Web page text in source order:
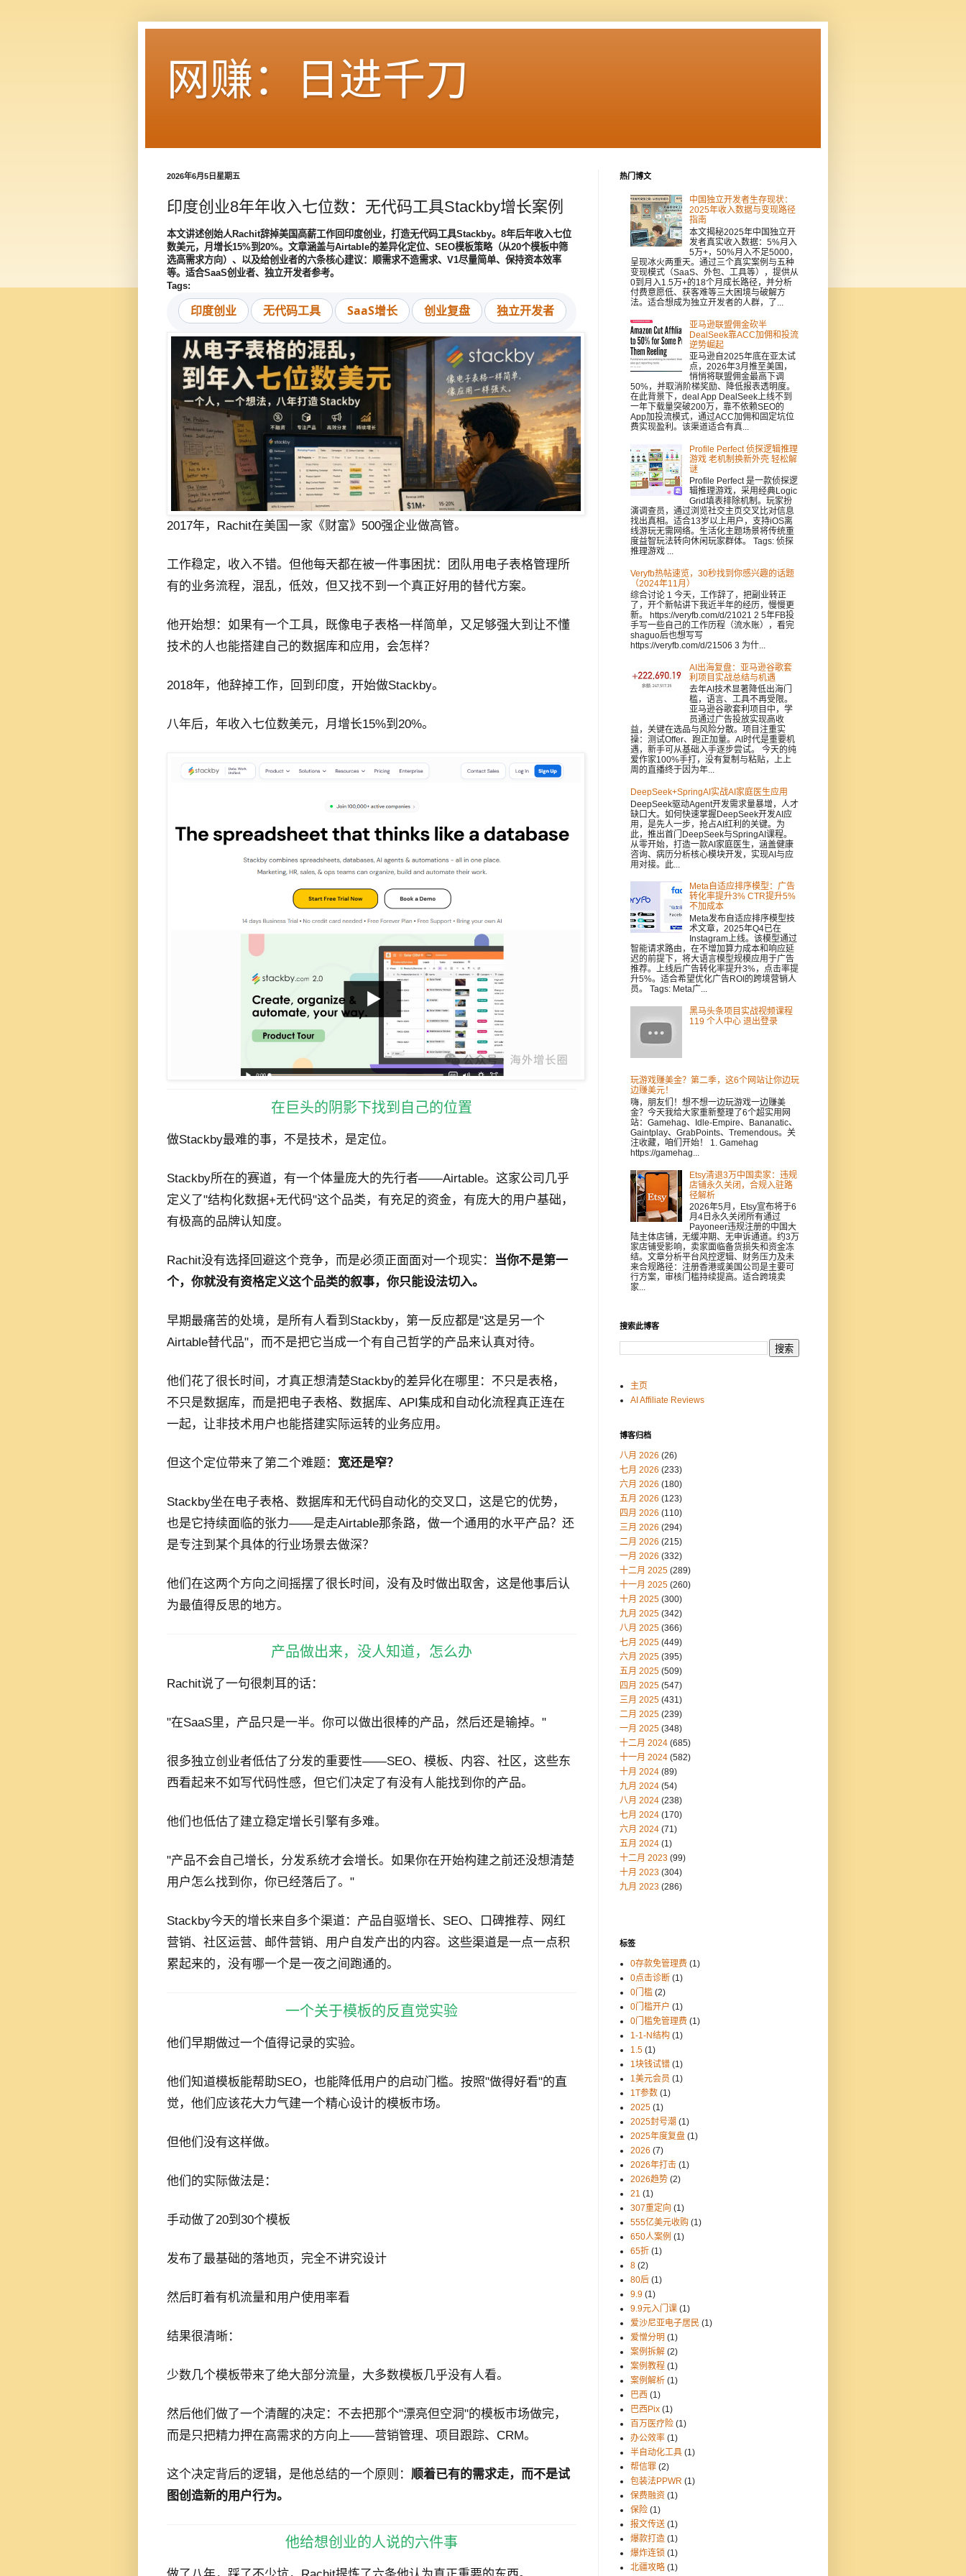
网赚：日进千刀
2026年6月5日星期五
印度创业8年年收入七位数：无代码工具Stackby增长案例
本文讲述创始人Rachit辞掉美国高薪工作回印度创业，打造无代码工具Stackby。8年后年收入七位
数美元，月增长15%到20%。文章涵盖与Airtable的差异化定位、SEO模板策略（从20个模板中筛
选高需求方向）、以及给创业者的六条核心建议：顺需求不造需求、V1尽量简单、保持资本效率
等。适合SaaS创业者、独立开发者参考。
Tags:
印度创业 无代码工具 SaaS增长 创业复盘 独立开发者
2017年，Rachit在美国一家《财富》500强企业做高管。
工作稳定，收入不错。但他每天都在被一件事困扰：团队用电子表格管理所
有的业务流程，混乱，低效，但又找不到一个真正好用的替代方案。
他开始想：如果有一个工具，既像电子表格一样简单，又足够强大到让不懂
技术的人也能搭建自己的数据库和应用，会怎样？
2018年，他辞掉工作，回到印度，开始做Stackby。
八年后，年收入七位数美元，月增长15%到20%。
在巨头的阴影下找到自己的位置
做Stackby最难的事，不是技术，是定位。
Stackby所在的赛道，有一个体量庞大的先行者——Airtable。这家公司几乎
定义了"结构化数据+无代码"这个品类，有充足的资金，有庞大的用户基础，
有极高的品牌认知度。
Rachit没有选择回避这个竞争，而是必须正面面对一个现实：
当你不是第一
个，你就没有资格定义这个品类的叙事，你只能设法切入。
早期最痛苦的处境，是所有人看到Stackby，第一反应都是"这是另一个
Airtable替代品"，而不是把它当成一个有自己哲学的产品来认真对待。
他们花了很长时间，才真正想清楚Stackby的差异化在哪里：不只是表格，
不只是数据库，而是把电子表格、数据库、API集成和自动化流程真正连在
一起，让非技术用户也能搭建实际运转的业务应用。
但这个定位带来了第二个难题： 宽还是窄？
Stackby坐在电子表格、数据库和无代码自动化的交叉口，这是它的优势，
也是它持续面临的张力——是走Airtable那条路，做一个通用的水平产品？还
是专注到某个具体的行业场景去做深？
他们在这两个方向之间摇摆了很长时间，没有及时做出取舍，这是他事后认
为最值得反思的地方。
产品做出来，没人知道，怎么办
Rachit说了一句很刺耳的话：
"在SaaS里，产品只是一半。你可以做出很棒的产品，然后还是输掉。"
很多独立创业者低估了分发的重要性——SEO、模板、内容、社区，这些东
西看起来不如写代码性感，但它们决定了有没有人能找到你的产品。
他们也低估了建立稳定增长引擎有多难。
"产品不会自己增长，分发系统才会增长。如果你在开始构建之前还没想清楚
用户怎么找到你，你已经落后了。"
Stackby今天的增长来自多个渠道：产品自驱增长、SEO、口碑推荐、网红
营销、社区运营、邮件营销、用户自发产出的内容。这些渠道是一点一点积
累起来的，没有哪一个是一夜之间跑通的。
一个关于模板的反直觉实验
他们早期做过一个值得记录的实验。
他们知道模板能帮助SEO，也能降低用户的启动门槛。按照"做得好看"的直
觉，他们应该花大力气建一个精心设计的模板市场。
但他们没有这样做。
他们的实际做法是：
手动做了20到30个模板
发布了最基础的落地页，完全不讲究设计
然后盯着有机流量和用户使用率看
结果很清晰：
少数几个模板带来了绝大部分流量，大多数模板几乎没有人看。
然后他们做了一个清醒的决定：不去把那个"漂亮但空洞"的模板市场做完，
而是只把精力押在高需求的方向上——营销管理、项目跟踪、CRM。
这个决定背后的逻辑，是他总结的一个原则： 顺着已有的需求走，而不是试
图创造新的用户行为。
他给想创业的人说的六件事
热门博文
中国独立开发者生存现状：
2025年收入数据与变现路径
指南
本文揭秘2025年中国独立开
发者真实收入数据：5%月入
5万+，50%月入不足5000，
呈现冰火两重天。通过三个真实案例与五种
变现模式（SaaS、外包、工具等），提供从
0到月入1.5万+的18个月成长路径，并分析
付费意愿低、获客难等三大困境与破解方
法。适合想成为独立开发者的人群，了...
亚马逊联盟佣金砍半
DealSeek靠ACC加佣和投流
逆势崛起
亚马逊自2025年底在亚太试
点，2026年3月推至美国，
悄悄将联盟佣金最高下调
50%，并取消阶梯奖励、降低报表透明度。
在此背景下，deal App DealSeek上线不到
一年下载量突破200万，靠不依赖SEO的
App加投流模式，通过ACC加佣和固定坑位
费实现盈利。该渠道适合有真...
Profile Perfect 侦探逻辑推理
游戏 老机制换新外壳 轻松解
谜
Profile Perfect 是一款侦探逻
辑推理游戏，采用经典Logic
Grid填表排除机制。玩家扮
演调查员，通过浏览社交主页交叉比对信息
找出真相。适合13岁以上用户，支持iOS离
线游玩无需网络。生活化主题场景将传统重
度益智玩法转向休闲玩家群体。 Tags: 侦探
推理游戏 ...
Veryfb热帖速览，30秒找到你感兴趣的话题
（2024年11月）
综合讨论 1 今天，工作辞了，把副业转正
了，开个新帖讲下我近半年的经历，慢慢更
新。 https://veryfb.com/d/21021 2 5年FB投
手写一些自己的工作历程（流水账），看完
shaguo后也想写写
https://veryfb.com/d/21506 3 为什...
AI出海复盘：亚马逊谷歌套
利项目实战总结与机遇
去年AI技术显著降低出海门
槛，语言、工具不再受限。
亚马逊谷歌套利项目中，学
员通过广告投放实现高收
益，关键在选品与风险分散。项目注重实
操：测试Offer、跑正加量。AI时代是重要机
遇，新手可从基础入手逐步尝试。 今天的纯
爱作家100%手打，没有复制与粘贴，上上
周的直播终于因为年...
DeepSeek+SpringAI实战AI家庭医生应用
DeepSeek驱动Agent开发需求量暴增，人才
缺口大。如何快速掌握DeepSeek开发AI应
用，是先人一步，抢占AI红利的关键。为
此，推出首门DeepSeek与SpringAI课程。
从零开始，打造一款AI家庭医生，涵盖健康
咨询、病历分析核心模块开发，实现AI与应
用对接。此...
Meta自适应排序模型：广告
转化率提升3% CTR提升5%
不加成本
Meta发布自适应排序模型技
术文章，2025年Q4已在
Instagram上线。该模型通过
智能请求路由，在不增加算力成本和响应延
迟的前提下，将大语言模型规模应用于广告
推荐。上线后广告转化率提升3%，点击率提
升5%。适合希望优化广告ROI的跨境营销人
员。 Tags: Meta广...
黑马头条项目实战视频课程
119 个人中心 退出登录
玩游戏赚美金？第二季，这6个网站让你边玩
边赚美元！
嗨，朋友们！想不想一边玩游戏一边赚美
金？今天我给大家重新整理了6个超实用网
站：Gamehag、Idle-Empire、Bananatic、
Gaintplay、GrabPoints、Tremendous。关
注收藏，咱们开始！ 1. Gamehag
https://gamehag...
Etsy清退3万中国卖家：违规
店铺永久关闭，合规入驻路
径解析
2026年5月，Etsy宣布将于6
月4日永久关闭所有通过
Payoneer违规注册的中国大
陆主体店铺，无缓冲期、无申诉通道。约3万
家店铺受影响，卖家面临备货损失和资金冻
结。文章分析平台风控逻辑、财务压力及未
来合规路径：注册香港或美国公司是主要可
行方案，审核门槛持续提高。适合跨境卖
家...
搜索此博客
主页
AI Affiliate Reviews
博客归档
八月 2026 (26)
七月 2026 (233)
六月 2026 (180)
五月 2026 (123)
四月 2026 (110)
三月 2026 (294)
二月 2026 (215)
一月 2026 (332)
十二月 2025 (289)
十一月 2025 (260)
十月 2025 (300)
九月 2025 (342)
八月 2025 (366)
七月 2025 (449)
六月 2025 (395)
五月 2025 (509)
四月 2025 (547)
三月 2025 (431)
二月 2025 (239)
一月 2025 (348)
十二月 2024 (685)
十一月 2024 (582)
十月 2024 (89)
九月 2024 (54)
八月 2024 (238)
七月 2024 (170)
六月 2024 (71)
五月 2024 (1)
十二月 2023 (99)
十月 2023 (304)
九月 2023 (286)
标签
0存款免管理费 (1)
0点击诊断 (1)
0门槛 (2)
0门槛开户 (1)
0门槛免管理费 (1)
1-1-N结构 (1)
1.5 (1)
1块钱试错 (1)
1美元会员 (1)
1T参数 (1)
2025 (1)
2025封号潮 (1)
2025年度复盘 (1)
2026 (7)
2026年打击 (1)
2026趋势 (2)
21 (1)
307重定向 (1)
555亿美元收购 (1)
650人案例 (1)
65折 (1)
8 (2)
80后 (1)
9.9 (1)
9.9元入门课 (1)
爱沙尼亚电子居民 (1)
爱憎分明 (1)
案例拆解 (2)
案例教程 (1)
案例解析 (1)
巴西 (1)
巴西Pix (1)
百万医疗险 (1)
办公效率 (1)
半自动化工具 (1)
帮信罪 (2)
包装法PPWR (1)
保费融资 (1)
保险 (1)
报文传送 (1)
爆款打造 (1)
爆炸连锁 (1)
北疆攻略 (1)